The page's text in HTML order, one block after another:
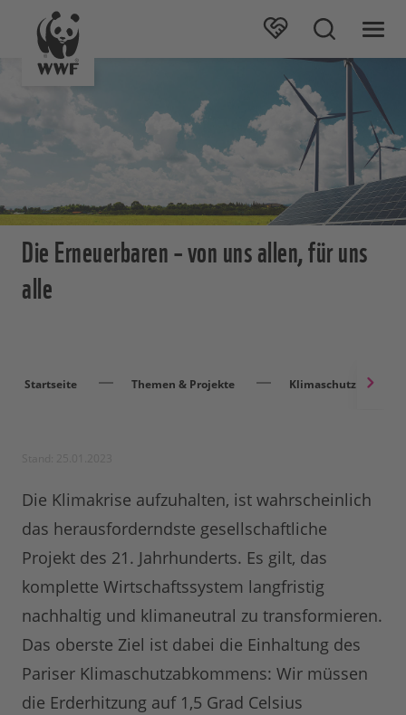
Die Erneuerbaren – von uns allen, für uns
alle
Startseite Themen & Projekte Klimaschutz
Die Klimakrise aufzuhalten, ist wahrscheinlich
das herausforderndste gesellschaftliche
Projekt des 21. Jahrhunderts. Es gilt, das
komplette Wirtschaftssystem langfristig
nachhaltig und klimaneutral zu transformieren.
Das oberste Ziel ist dabei die Einhaltung des
Pariser Klimaschutzabkommens: Wir müssen
die Erderhitzung auf 1,5 Grad Celsius